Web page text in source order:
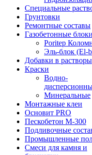
Специальные
Грунтовки
Ремонтные составы
Газобетонные блоки
Poritep
Эль-блок (El-
Добавки в растворы
Краски
Водно-
Минеральные
Монтажные клеи
Основит PRO
Пескобетон М-300
Подливочные
Промышленные
Смеси для камня и